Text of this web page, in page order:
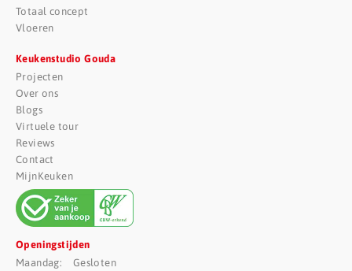
Totaal concept
Vloeren
Keukenstudio Gouda
Projecten
Over ons
Blogs
Virtuele tour
Reviews
Contact
MijnKeuken
Openingstijden
Maandag: Gesloten